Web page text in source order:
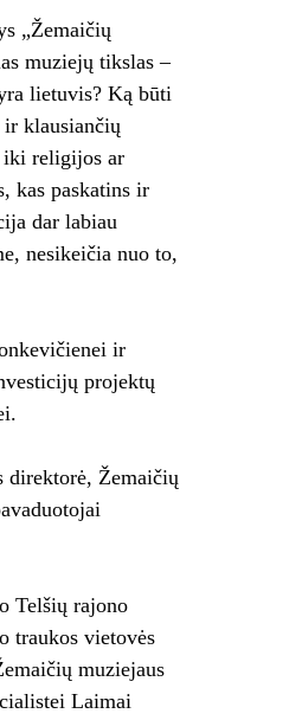
„Žemaičių
muziejų tikslas –
lietuvis? Ką būti
klausiančių
iki religijos ar
kas paskatins ir
dar labiau
nesikeičia nuo to,
ir
projektų
direktorė, Žemaičių
Telšių rajono
traukos vietovės
muziejaus
Laimai